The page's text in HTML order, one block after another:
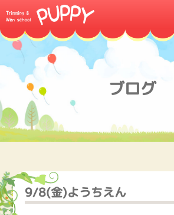
ブログ
9/8(金)ようちえん